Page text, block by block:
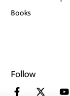
Books
Follow